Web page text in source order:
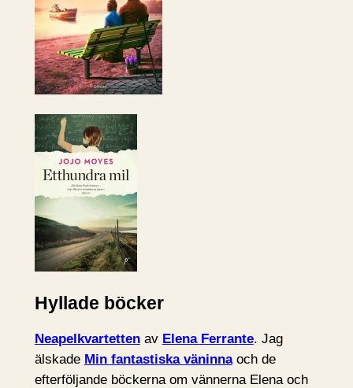
Hyllade böcker
Neapelkvartettenav Elena Ferrante. Jag
älskade Min fantastiska väninnaoch de
efterföljande böckerna om vännerna Elena och